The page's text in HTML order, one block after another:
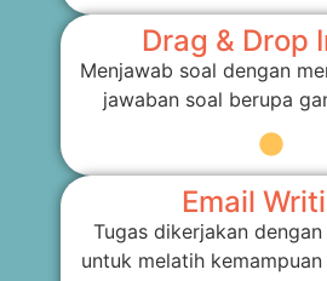
Drag & Drop
Menjawab soal dengan
jawaban soal berupa
Email
Tugas dikerjakan
untuk melatih